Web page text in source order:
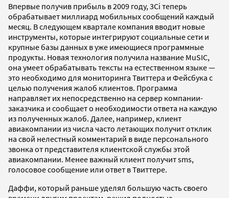
Впервые получив прибыль в 2009 году, 3Ci теперь
обрабатывает миллиард мобильных сообщений каждый
месяц. В следующем квартале компания вводит новые
инструменты, которые интегрируют социальные сети и
крупные базы данных в уже имеющиеся программные
продукты. Новая технология получила название MuSIC,
она умеет обрабатывать тексты на естественном языке —
это необходимо для мониторинга Твиттера и Фейсбука с
целью получения жалоб клиентов. Программа
направляет их непосредственно на сервер компании-
заказчика и сообщает о необходимости ответа на каждую
из полученных жалоб. Далее, например, клиент
авиакомпании из числа часто летающих получит отклик
на свой нелестный комментарий в виде персонального
звонка от представителя клиентской службы этой
авиакомпании. Менее важный клиент получит sms,
голосовое сообщение или ответ в Твиттере.
Даффи, который раньше уделял большую часть своего